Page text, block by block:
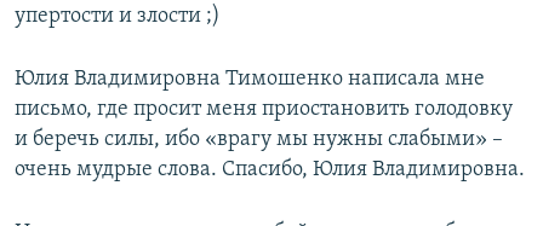
упертости и злости ;)
Юлия Владимировна Тимошенко написала мне
письмо, где просит меня приостановить голодовку
и беречь силы, ибо «врагу мы нужны слабыми» –
очень мудрые слова. Спасибо, Юлия Владимировна.